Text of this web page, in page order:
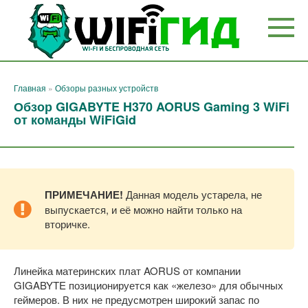
Перейти
контенту
Главная » Обзоры разных устройств
Обзор GIGABYTE H370 AORUS Gaming 3 WiFi
от команды WiFiGid
ПРИМЕЧАНИЕ! Данная модель устарела, не
выпускается, и её можно найти только на
вторичке.
Линейка материнских плат AORUS от компании
GIGABYTE позиционируется как «железо» для обычных
геймеров. В них не предусмотрен широкий запас по